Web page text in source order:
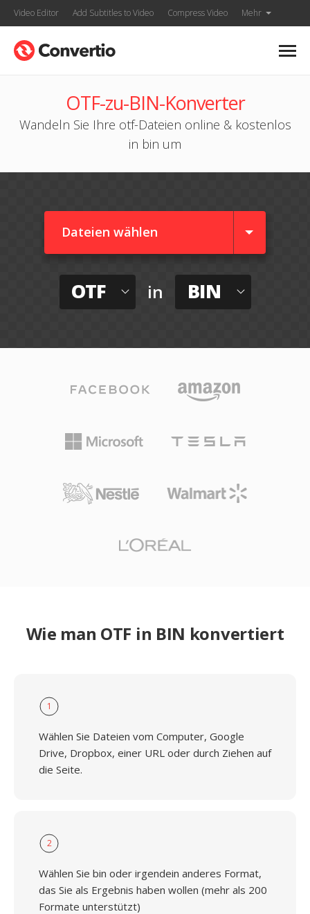
Video Editor Add Subtitles to Video Compress Video Mehr
OTF-zu-BIN-Konverter
Wandeln Sie Ihre otf-Dateien online & kostenlos
in bin um
Dateien wählen
OTF in BIN
Wie man OTF in BIN konvertiert
1
Wählen Sie Dateien vom Computer, Google
Drive, Dropbox, einer URL oder durch Ziehen auf
die Seite.
2
Wählen Sie bin oder irgendein anderes Format,
das Sie als Ergebnis haben wollen (mehr als 200
Formate unterstützt)